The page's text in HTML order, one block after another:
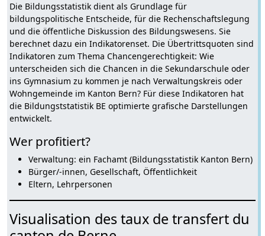
Die Bildungsstatistik dient als Grundlage für
bildungspolitische Entscheide, für die Rechenschaftslegung
und die öffentliche Diskussion des Bildungswesens. Sie
berechnet dazu ein Indikatorenset. Die Übertrittsquoten sind
Indikatoren zum Thema Chancengerechtigkeit: Wie
unterscheiden sich die Chancen in die Sekundarschule oder
ins Gymnasium zu kommen je nach Verwaltungskreis oder
Wohngemeinde im Kanton Bern? Für diese Indikatoren hat
die Bildungststatistik BE optimierte grafische Darstellungen
entwickelt.
Wer profitiert?
Verwaltung: ein Fachamt (Bildungsstatistik Kanton Bern)
Bürger/-innen, Gesellschaft, Öffentlichkeit
Eltern, Lehrpersonen
Visualisation des taux de transfert du